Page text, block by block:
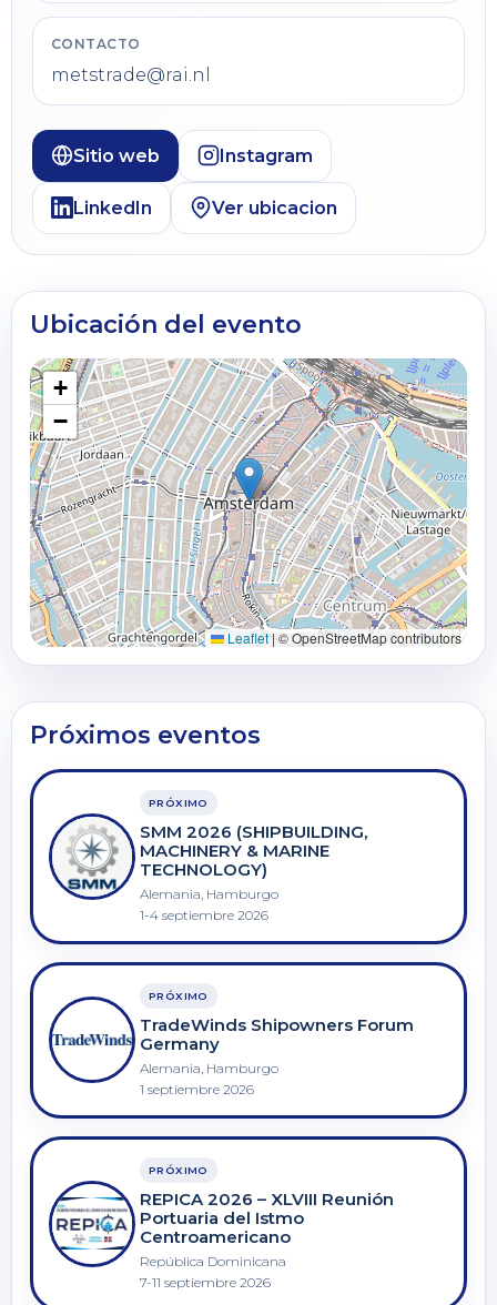
CONTACTO
metstrade@rai.nl
Sitio web Instagram
LinkedIn Ver ubicacion
Ubicación del evento
+
−
Leaflet|© OpenStreetMap contributors
Próximos eventos
PRÓXIMO
SMM 2026 (SHIPBUILDING,
MACHINERY & MARINE
TECHNOLOGY)
Alemania, Hamburgo
1-4 septiembre 2026
PRÓXIMO
TradeWinds Shipowners Forum
Germany
Alemania, Hamburgo
1 septiembre 2026
PRÓXIMO
REPICA 2026 – XLVIII Reunión
Portuaria del Istmo
Centroamericano
República Dominicana
7-11 septiembre 2026